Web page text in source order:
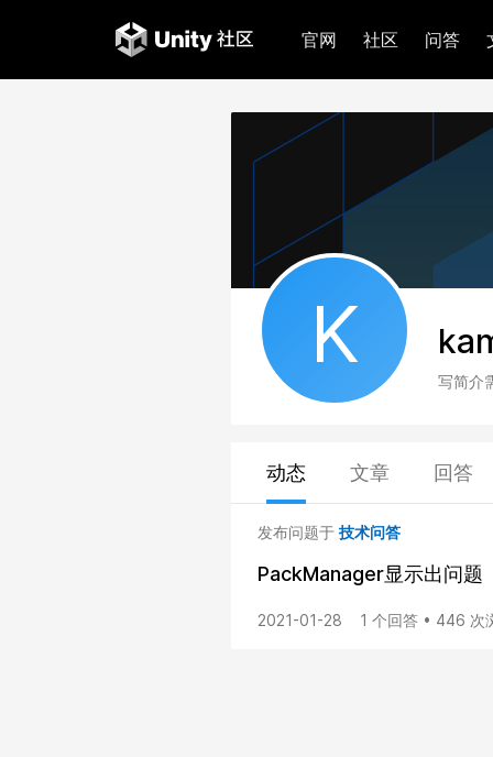
官网 社区 问答
K
写简介
动态 文章 回答
发布问题于 技术问答
PackManager显示出问题
2021-01-28 1 个回答 • 446 次